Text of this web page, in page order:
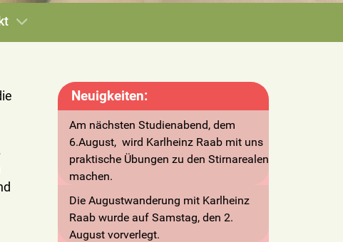
Neuigkeiten:
Am nächsten Studienabend, dem
6.August, wird Karlheinz Raab mit uns
praktische Übungen zu den Stirnarealen
machen.
Die Augustwanderung mit Karlheinz
Raab wurde auf Samstag, den 2.
August vorverlegt.